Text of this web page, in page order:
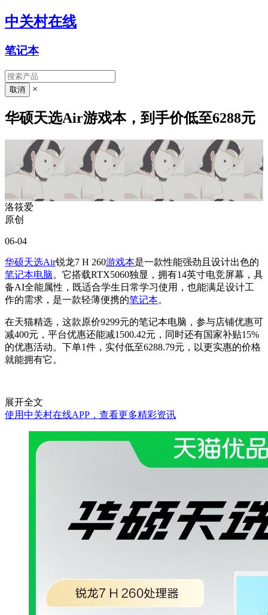
中关村在线
笔记本
×
华硕天选Air游戏本，到手价低至6288元
洛筱爱
原创
06-04
华硕天选Air锐龙7 H 260游戏本是一款性能强劲且设计出色的
笔记本电脑。它搭载RTX5060独显，拥有14英寸电竞屏幕，具
备AI全能属性，既适合学生日常学习使用，也能满足设计工
作的需求，是一款轻薄便携的笔记本。
在天猫精选，这款原价9299元的笔记本电脑，参与店铺优惠可
减400元，平台优惠还能减1500.42元，同时还有国家补贴15%
的优惠活动。下单1件，实付低至6288.79元，以更实惠的价格
就能拥有它。
展开全文
使用中关村在线APP，查看更多精彩资讯